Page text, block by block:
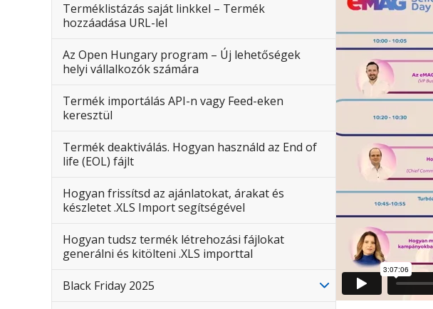
Terméklistázás saját linkkel – Termék
hozzáadása URL-lel
Az Open Hungary program – Új lehetőségek
helyi vállalkozók számára
Termék importálás API-n vagy Feed-eken
keresztül
Termék deaktiválás. Hogyan használd az End of
life (EOL) fájlt
Hogyan frissítsd az ajánlatokat, árakat és
készletet .XLS Import segítségével
Hogyan tudsz termék létrehozási fájlokat
generálni és kitölteni .XLS importtal
Black Friday 2025